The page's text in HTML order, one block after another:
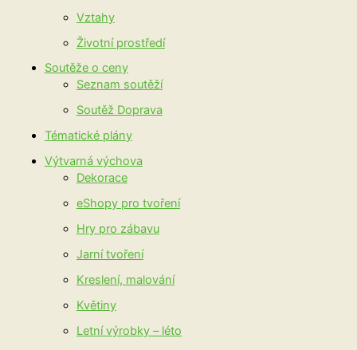
Vztahy
Životní prostředí
Soutěže o ceny
Seznam soutěží
Soutěž Doprava
Tématické plány
Výtvarná výchova
Dekorace
eShopy pro tvoření
Hry pro zábavu
Jarní tvoření
Kreslení, malování
Květiny
Letní výrobky – léto